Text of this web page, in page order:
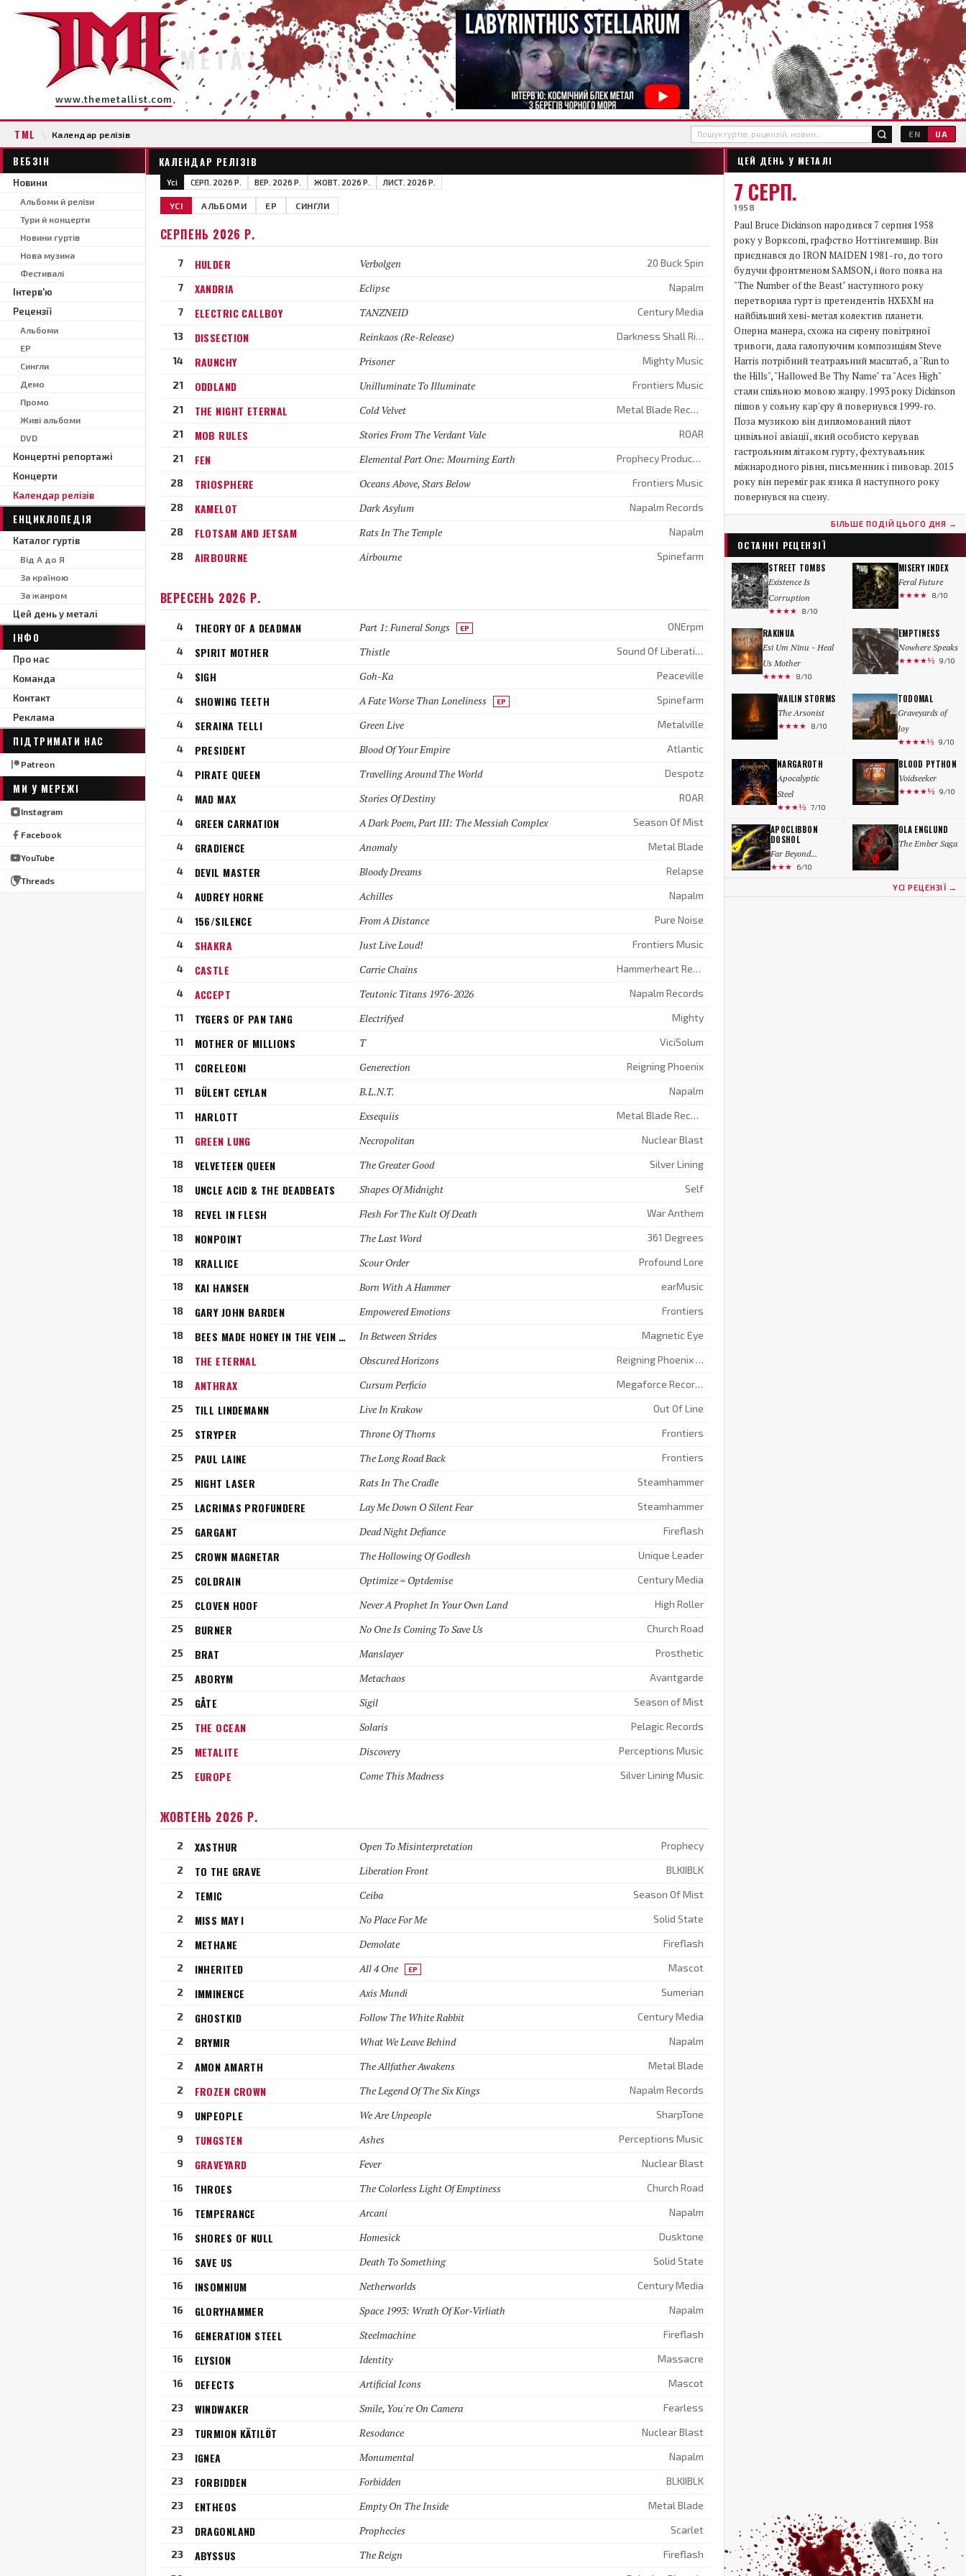
www.themetallist.com
METAL INSIDE
TML \ Календар релізів EN UA
ВЕБЗІН
Новини
Альбоми й релізи
Тури й концерти
Новини гуртів
Нова музика
Фестивалі
Інтерв'ю
Рецензії
Альбоми
EP
Сингли
Демо
Промо
Живі альбоми
DVD
Концертні репортажі
Концерти
Календар релізів
ЕНЦИКЛОПЕДІЯ
Каталог гуртів
Від А до Я
За країною
За жанром
Цей день у металі
ІНФО
Про нас
Команда
Контакт
Реклама
ПІДТРИМАТИ НАС
Patreon
МИ У МЕРЕЖІ
Instagram
Facebook
YouTube
Threads
КАЛЕНДАР РЕЛІЗІВ
Yci СЕРП. 2026 Р. ВЕР. 2026 Р. ЖОВТ. 2026 Р. ЛИСТ. 2026 Р.
YCI АЛЬБОМИ EP СИНГЛИ
СЕРПЕНЬ 2026 Р.
7 HULDER Verbolgen
20 Buck Spin
7
XANDRIA Eclipse
Napalm
7
ELECTRIC CALLBOY TANZNEID
Century Media
13
DISSECTION Reinkaos (Re-Release)
Darkness Shall Rise
14
RAUNCHY Prisoner
Mighty Music
21
ODDLAND Unilluminate To Illuminate
Frontiers Music
21
THE NIGHT ETERNAL Cold Velvet
Metal Blade Records
21
MOB RULES Stories From The Verdant Vale
ROAR
21
FEN Elemental Part One: Mourning Earth
Prophecy Productions
28
TRIOSPHERE Oceans Above, Stars Below
Frontiers Music
28
KAMELOT Dark Asylum
Napalm Records
28
FLOTSAM AND JETSAM Rats In The Temple
Napalm
28
AIRBOURNE Airbourne Spinefarm
ВЕРЕСЕНЬ 2026 Р.
4 THEORY OF A DEADMAN Part 1: Funeral Songs EP
ONErpm
4
SPIRIT MOTHER Thistle
Sound Of Liberation
4
SIGH Goh-Ka
Peaceville
4
SHOWING TEETH A Fate Worse Than Loneliness EP
Spinefarm
4
SERAINA TELLI Green Live
Metalville
4
PRESIDENT Blood Of Your Empire
Atlantic
4
PIRATE QUEEN Travelling Around The World
Despotz
4
MAD MAX Stories Of Destiny
ROAR
4
GREEN CARNATION A Dark Poem, Part III: The Messiah Complex
Season Of Mist
4
GRADIENCE Anomaly
Metal Blade
4
DEVIL MASTER Bloody Dreams
Relapse
4
AUDREY HORNE Achilles
Napalm
4
156/SILENCE From A Distance
Pure Noise
4
SHAKRA Just Live Loud!
Frontiers Music
4
CASTLE Carrie Chains
Hammerheart Records
4
ACCEPT Teutonic Titans 1976-2026
Napalm Records
11
TYGERS OF PAN TANG Electrifyed
Mighty
11
MOTHER OF MILLIONS T
ViciSolum
11
CORELEONI Generection
Reigning Phoenix
11
BÜLENT CEYLAN B.L.N.T.
Napalm
11
HARLOTT Exsequiis
Metal Blade Records
11
GREEN LUNG Necropolitan
Nuclear Blast
18
VELVETEEN QUEEN The Greater Good
Silver Lining
18
UNCLE ACID & THE DEADBEATS Shapes Of Midnight
Self
18
REVEL IN FLESH Flesh For The Kult Of Death
War Anthem
18
NONPOINT The Last Word
361 Degrees
18
KRALLICE Scour Order
Profound Lore
18
KAI HANSEN Born With A Hammer
earMusic
18
GARY JOHN BARDEN Empowered Emotions
Frontiers
18
BEES MADE HONEY IN THE VEIN TREE In Between Strides
Magnetic Eye
18
THE ETERNAL Obscured Horizons
Reigning Phoenix Music
18
ANTHRAX Cursum Perficio
Megaforce Records
25
TILL LINDEMANN Live In Krakow
Out Of Line
25
STRYPER Throne Of Thorns
Frontiers
25
PAUL LAINE The Long Road Back
Frontiers
25
NIGHT LASER Rats In The Cradle
Steamhammer
25
LACRIMAS PROFUNDERE Lay Me Down O Silent Fear
Steamhammer
25
GARGANT Dead Night Defiance
Fireflash
25
CROWN MAGNETAR The Hollowing Of Godlesh
Unique Leader
25
COLDRAIN Optimize = Optdemise
Century Media
25
CLOVEN HOOF Never A Prophet In Your Own Land
High Roller
25
BURNER No One Is Coming To Save Us
Church Road
25
BRAT Manslayer
Prosthetic
25
ABORYM Metachaos
Avantgarde
25
GÅTE Sigil
Season of Mist
25
THE OCEAN Solaris
Pelagic Records
25
METALITE Discovery
Perceptions Music
25
EUROPE Come This Madness Silver Lining Music
ЖОВТЕНЬ 2026 Р.
2 XASTHUR Open To Misinterpretation
Prophecy
2
TO THE GRAVE Liberation Front
BLKIIBLK
2
TEMIC Ceiba
Season Of Mist
2
MISS MAY I No Place For Me
Solid State
2
METHANE Demolate
Fireflash
2
INHERITED All 4 One EP
Mascot
2
IMMINENCE Axis Mundi
Sumerian
2
GHOSTKID Follow The White Rabbit
Century Media
2
BRYMIR What We Leave Behind
Napalm
2
AMON AMARTH The Allfather Awakens
Metal Blade
2
FROZEN CROWN The Legend Of The Six Kings
Napalm Records
9
UNPEOPLE We Are Unpeople
SharpTone
9
TUNGSTEN Ashes
Perceptions Music
9
GRAVEYARD Fever
Nuclear Blast
16
THROES The Colorless Light Of Emptiness
Church Road
16
TEMPERANCE Arcani
Napalm
16
SHORES OF NULL Homesick
Dusktone
16
SAVE US Death To Something
Solid State
16
INSOMNIUM Netherworlds
Century Media
16
GLORYHAMMER Space 1993: Wrath Of Kor-Virliath
Napalm
16
GENERATION STEEL Steelmachine
Fireflash
16
ELYSION Identity
Massacre
16
DEFECTS Artificial Icons
Mascot
23
WINDWAKER Smile, You're On Camera
Fearless
23
TURMION KÄTILÖT Resodance
Nuclear Blast
23
IGNEA Monumental
Napalm
23
FORBIDDEN Forbidden
BLKIIBLK
23
ENTHEOS Empty On The Inside
Metal Blade
23
DRAGONLAND Prophecies
Scarlet
23
ABYSSUS The Reign
Fireflash
ЦЕЙ ДЕНЬ У МЕТАЛІ
7 СЕРП.
1958
Paul Bruce Dickinson народився 7 серпня 1958
року у Ворксопі, графство Ноттінгемшир. Він
приєднався до IRON MAIDEN 1981-го, до того
будучи фронтменом SAMSON, і його поява на
"The Number of the Beast" наступного року
перетворила гурт із претендентів НХБХМ на
найбільший хеві-метал колектив планети.
Оперна манера, схожа на сирену повітряної
тривоги, дала галопуючим композиціям Steve
Harris потрібний театральний масштаб, а "Run to
the Hills", "Hallowed Be Thy Name" та "Aces High"
стали спільною мовою жанру. 1993 року Dickinson
пішов у сольну кар'єру й повернувся 1999-го.
Поза музикою він дипломований пілот
цивільної авіації, який особисто керував
гастрольним літаком гурту, фехтувальник
міжнародного рівня, письменник і пивовар. 2015
року він переміг рак язика й наступного року
повернувся на сцену.
БІЛЬШЕ ПОДІЙ ЦЬОГО ДНЯ →
ОСТАННI РЕЦЕНЗIЇ
STREET TOMBS
Existence Is
Corruption
★★★★ 8/10
MISERY INDEX
Feral Future
★★★★ 8/10
RAKINUA
Esi Um Ninu - Heal
Us Mother
★★★★ 8/10
EMPTINESS
Nowhere Speaks
★★★★½ 9/10
WAILIN STORMS
The Arsonist
★★★★ 8/10
TODOMAL
Graveyards of
Joy
★★★★½ 9/10
NARGAROTH
Apocalyptic
Steel
★★★½ 7/10
BLOOD PYTHON
Voidseeker
★★★★½ 9/10
APOCLIBBON
DOSHOL
Far Beyond...
★★★ 6/10
OLA ENGLUND
The Ember Saga
YCI РЕЦЕНЗIЇ →